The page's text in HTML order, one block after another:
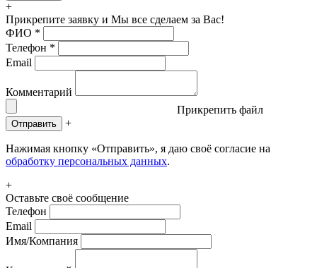
+
Прикрепите заявку и Мы все сделаем за Вас!
ФИО *
Телефон *
Email
Комментарий
Прикрепить файл
Отправить +
Нажимая кнопку «Отправить», я даю своё согласие на
обработку персональных данных.
+
Оставьте своё сообщение
Телефон
Email
Имя/Компания